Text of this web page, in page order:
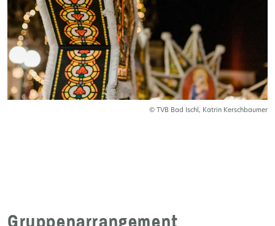
© TVB Bad Ischl, Katrin Kerschbaumer